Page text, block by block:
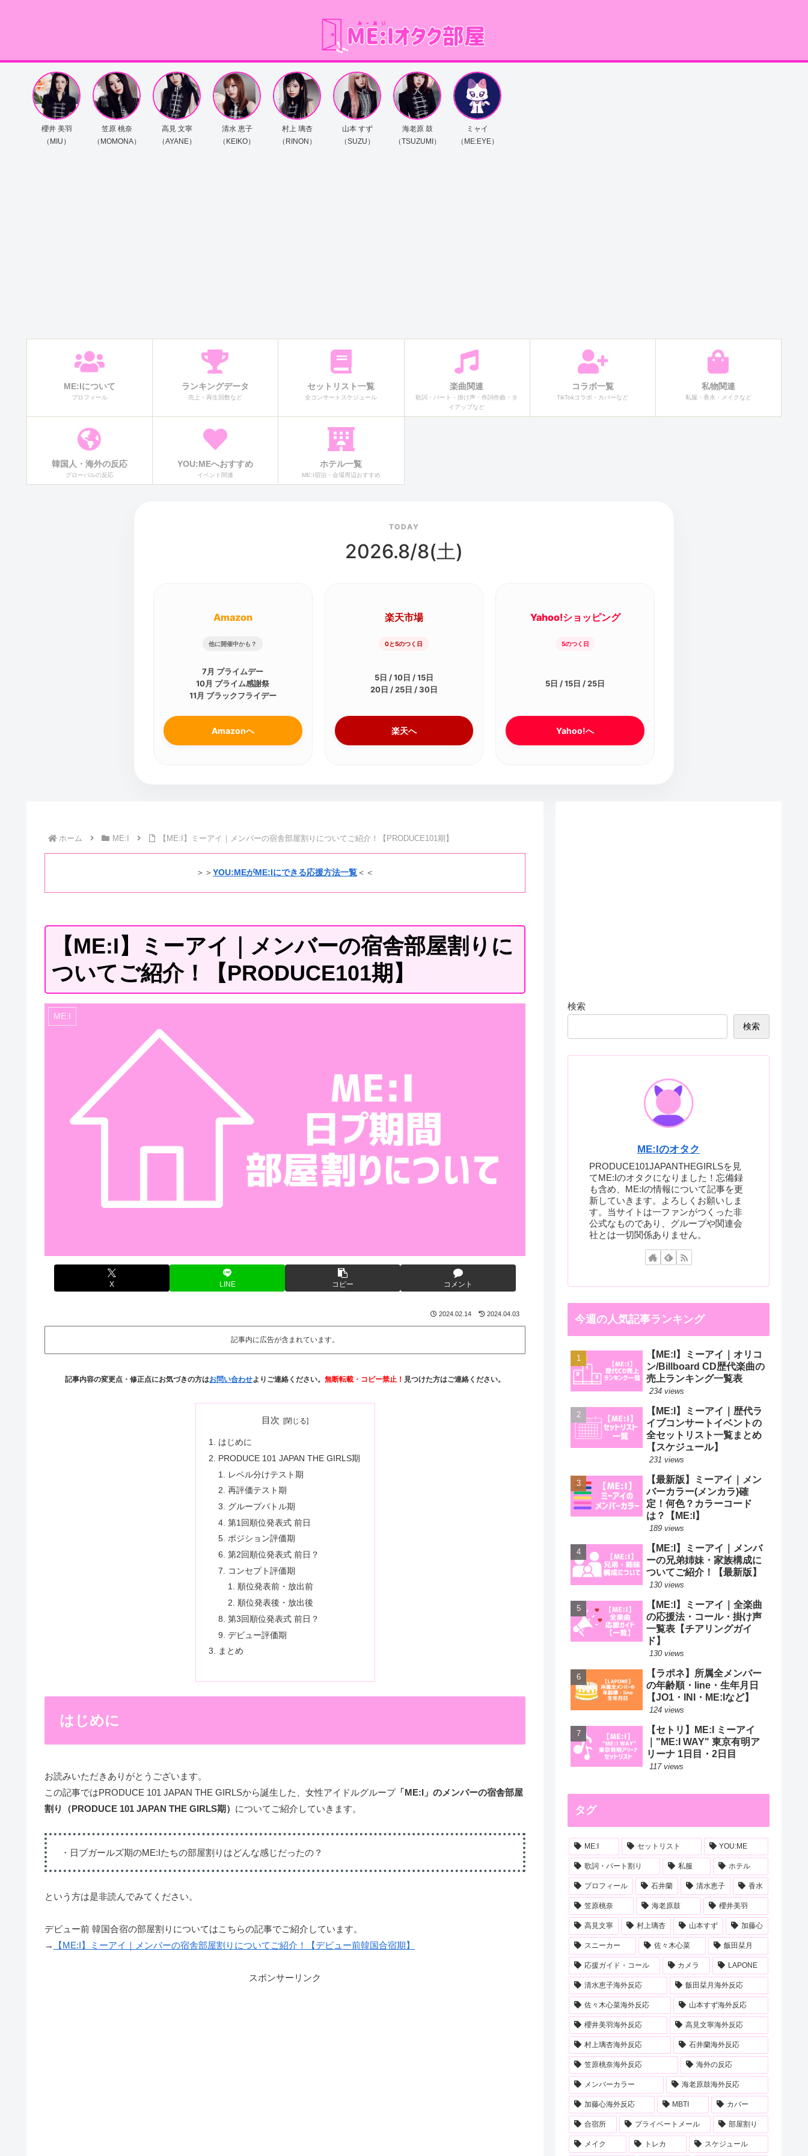
櫻井 美羽
（MIU）
笠原 桃奈
（MOMONA）
高見 文寧
（AYANE）
清水 恵子
（KEIKO）
村上 璃杏
（RINON）
山本 すず
（SUZU）
海老原 鼓
（TSUZUMI）
ミャイ
（ME:EYE）
ME:Iについて
プロフィール
ランキングデータ
売上・再生回数など
セットリスト一覧
全コンサートスケジュール
楽曲関連
歌詞・パート・掛け声・作詞作曲・タ
イアップなど
コラボ一覧
TikTokコラボ・カバーなど
私物関連
私服・香水・メイクなど
韓国人・海外の反応
グローバルの反応
YOU:MEへおすすめ
イベント関連
ホテル一覧
ME:I宿泊・会場周辺おすすめ
TODAY
2026.8/8(土)
Amazon
他に開催中かも？
7月 プライムデー
10月 プライム感謝祭
11月 ブラックフライデー
Amazonへ
楽天市場
0と5のつく日
5日 / 10日 / 15日
20日 / 25日 / 30日
楽天へ
Yahoo!ショッピング
5のつく日
5日 / 15日 / 25日
Yahoo!へ
ホーム ME:I 【ME:I】ミーアイ｜メンバーの宿舎部屋割りについてご紹介！【PRODUCE101期】
＞＞ YOU:MEがME:Iにできる応援方法一覧 ＜＜
【ME:I】ミーアイ｜メンバーの宿舎部屋割りに
ついてご紹介！【PRODUCE101期】
ME:I
X LINE コピー コメント
2024.02.14 2024.04.03
記事内に広告が含まれています。
記事内容の変更点・修正点にお気づきの方はお問い合わせよりご連絡ください。 無断転載・コピー禁止！ 見つけた方はご連絡ください。
目次
はじめに
PRODUCE 101 JAPAN THE GIRLS期
レベル分けテスト期
再評価テスト期
グループバトル期
第1回順位発表式 前日
ポジション評価期
第2回順位発表式 前日？
コンセプト評価期
順位発表前・放出前
順位発表後・放出後
第3回順位発表式 前日？
デビュー評価期
まとめ
はじめに
お読みいただきありがとうございます。
この記事ではPRODUCE 101 JAPAN THE GIRLSから誕生した、女性アイドルグループ「ME:I」のメンバーの宿舎部屋
割り（PRODUCE 101 JAPAN THE GIRLS期） についてご紹介していきます。
・日プガールズ期のME:Iたちの部屋割りはどんな感じだったの？
という方は是非読んでみてください。
デビュー前 韓国合宿の部屋割りについてはこちらの記事でご紹介しています。
→
【ME:I】ミーアイ｜メンバーの宿舎部屋割りについてご紹介！【デビュー前韓国合宿期】
スポンサーリンク
検索
検索
ME:Iのオタク
PRODUCE101JAPANTHEGIRLSを見
てME:Iのオタクになりました！忘備録
も含め、ME:Iの情報について記事を更
新していきます。よろしくお願いしま
す。当サイトは一ファンがつくった非
公式なものであり、グループや関連会
社とは一切関係ありません。
今週の人気記事ランキング
【ME:I】ミーアイ｜オリコ
ン/Billboard CD歴代楽曲の
売上ランキング一覧表
234 views
【ME:I】ミーアイ｜歴代ラ
イブコンサートイベントの
全セットリスト一覧まとめ
【スケジュール】
231 views
【最新版】ミーアイ｜メン
バーカラー(メンカラ)確
定！何色？カラーコード
は？【ME:I】
189 views
【ME:I】ミーアイ｜メンバ
ーの兄弟姉妹・家族構成に
ついてご紹介！【最新版】
130 views
【ME:I】ミーアイ｜全楽曲
の応援法・コール・掛け声
一覧表【チアリングガイ
ド】
130 views
【ラポネ】所属全メンバー
の年齢順・line・生年月日
【JO1・INI・ME:Iなど】
124 views
【セトリ】ME:I ミーアイ
｜"ME:I WAY" 東京有明ア
リーナ 1日目・2日目
117 views
タグ
ME:I セットリスト YOU:ME
歌詞・パート割り 私服 ホテル
プロフィール 石井蘭 清水恵子 香水
笠原桃奈 海老原鼓 櫻井美羽
高見文寧 村上璃杏 山本すず 加藤心
スニーカー 佐々木心菜 飯田栞月
応援ガイド・コール カメラ LAPONE
清水恵子海外反応 飯田栞月海外反応
佐々木心菜海外反応 山本すず海外反応
櫻井美羽海外反応 高見文寧海外反応
村上璃杏海外反応 石井蘭海外反応
笠原桃奈海外反応 海外の反応
メンバーカラー 海老原鼓海外反応
加藤心海外反応 MBTI カバー
合宿所 プライベートメール 部屋割り
メイク トレカ スケジュール